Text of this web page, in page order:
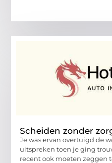
Scheiden zonder
Je was ervan overtuigd de
uitspreken toen je ging
recent ook moeten zeggen